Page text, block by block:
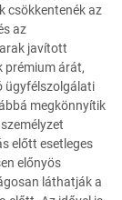
csökkentenék az
az
javított
prémium árát,
ügyfélszolgálati
megkönnyítik
előtt esetleges
előnyös
láthatják a